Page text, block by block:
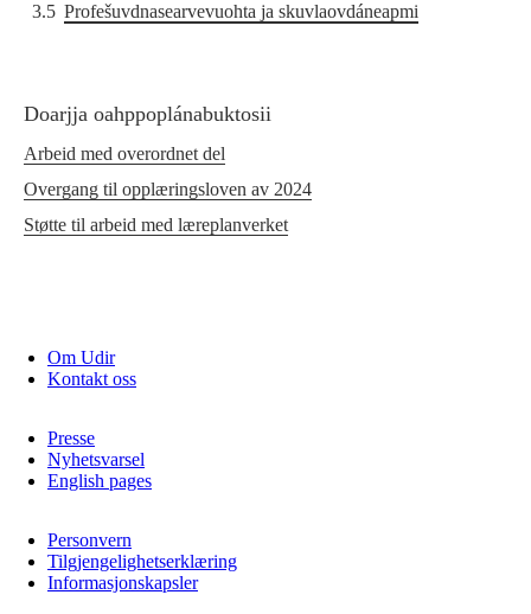
3.5 Profešuvdnasearvevuohta ja skuvlaovdáneapmi
Doarjja oahppoplánabuktosii
Arbeid med overordnet del
Overgang til opplæringsloven av 2024
Støtte til arbeid med læreplanverket
Om Udir
Kontakt oss
Presse
Nyhetsvarsel
English pages
Personvern
Tilgjengelighetserklæring
Informasjonskapsler